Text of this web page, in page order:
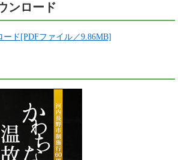
ンロード
ド[PDFファイル／9.86MB]